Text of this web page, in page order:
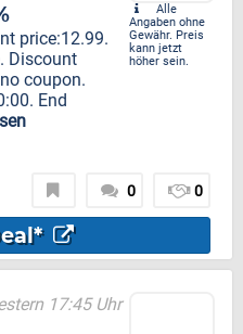
price:12.99.
Discount
coupon.
End
Alle
Angaben ohne
Gewähr. Preis
kann jetzt
höher sein.
0 0
17:45 Uhr